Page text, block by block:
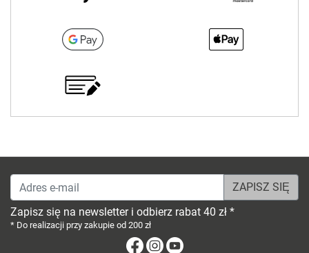
Adres e-mail
Zapisz się na newsletter i odbierz rabat 40 zł *
* Do realizacji przy zakupie od 200 zł
FacebookInstagram